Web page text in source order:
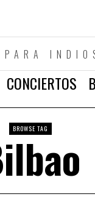
CONCIERTOS
BROWSE TAG